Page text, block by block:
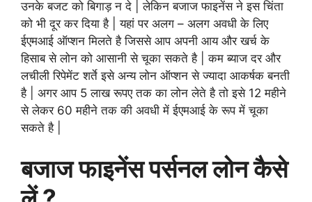
उनके बजट को बिगाड़ न दे | लेकिन बजाज फाइनेंस ने इस चिंता
को भी दूर कर दिया है | यहां पर अलग – अलग अवधी के लिए
ईएमआई ऑप्शन मिलते है जिससे आप अपनी आय और खर्च के
हिसाब से लोन को आसानी से चूका सकते है | कम ब्याज दर और
लचीली रिपेमेंट शर्ते इसे अन्य लोन ऑप्शन से ज्यादा आकर्षक बनती
है | अगर आप 5 लाख रूपए तक का लोन लेते है तो इसे 12 महीने
से लेकर 60 महीने तक की अवधी में ईएमआई के रूप में चूका
सकते है |
बजाज फाइनेंस पर्सनल लोन कैसे